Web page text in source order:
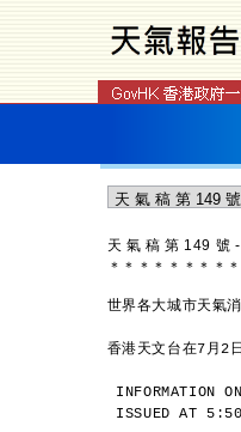
天 氣 稿 第 149 號
＊ ＊ ＊ ＊ ＊ ＊ ＊ ＊ ＊
世界各大城市天氣
香港天文台在7月2
INFORMATION
ISSUED AT